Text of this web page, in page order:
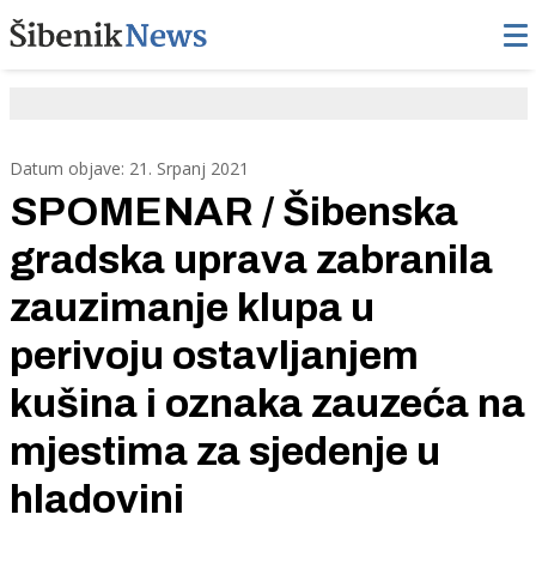
Datum objave: 21. Srpanj 2021
SPOMENAR / Šibenska
gradska uprava zabranila
zauzimanje klupa u
perivoju ostavljanjem
kušina i oznaka zauzeća na
mjestima za sjedenje u
hladovini